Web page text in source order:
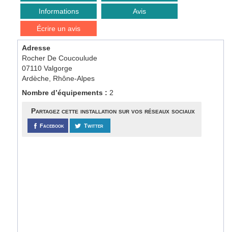
Informations Avis
Écrire un avis
Adresse
Rocher De Coucoulude
07110 Valgorge
Ardèche, Rhône-Alpes
Nombre d’équipements : 2
Partagez cette installation sur vos réseaux sociaux
Facebook Twitter